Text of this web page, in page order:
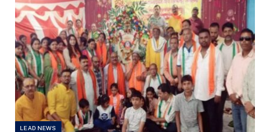
LEAD NEWS